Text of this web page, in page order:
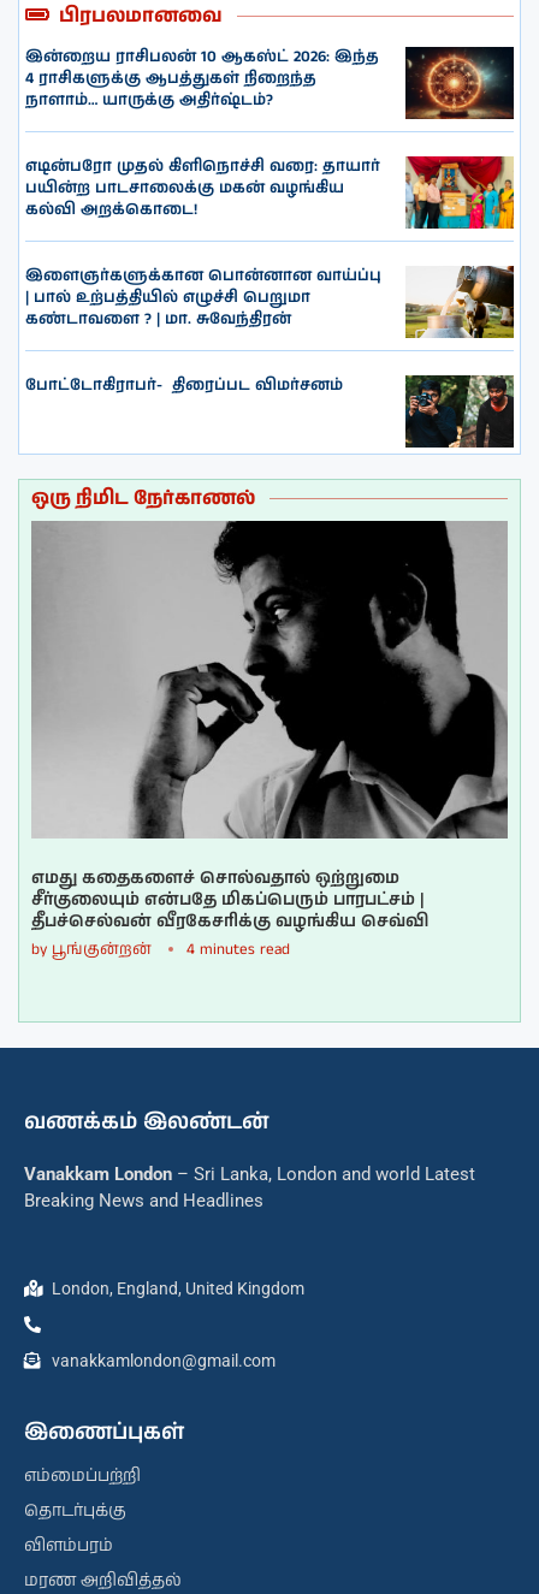
பிரபலமானவை
இன்றைய ராசிபலன் 10 ஆகஸ்ட் 2026: இந்த
4 ராசிகளுக்கு ஆபத்துகள் நிறைந்த
நாளாம்… யாருக்கு அதிர்ஷ்டம்?
எடின்பரோ முதல் கிளிநொச்சி வரை: தாயார்
பயின்ற பாடசாலைக்கு மகன் வழங்கிய
கல்வி அறக்கொடை!
இளைஞர்களுக்கான பொன்னான வாய்ப்பு
| பால் உற்பத்தியில் எழுச்சி பெறுமா
கண்டாவளை ? | மா. சுவேந்திரன்
போட்டோகிராபர்- ‌ திரைப்பட விமர்சனம்
ஒரு நிமிட நேர்காணல்
எமது கதைகளைச் சொல்வதால் ஒற்றுமை
சீர்குலையும் என்பதே மிகப்பெரும் பாரபட்சம் |
தீபச்செல்வன் வீரகேசரிக்கு வழங்கிய செவ்வி
by பூங்குன்றன் 4 minutes read
வணக்கம் இலண்டன்
Vanakkam London – Sri Lanka, London and world Latest
Breaking News and Headlines
London, England, United Kingdom
vanakkamlondon@gmail.com
இணைப்புகள்
எம்மைப்பற்றி
தொடர்புக்கு
விளம்பரம்
மரண அறிவித்தல்